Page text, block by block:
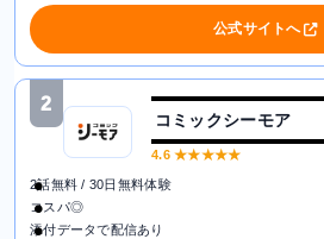
公式サイトへ
2
コミックシーモア
4.6★★★★★
2話無料 / 30日無料体験
コスパ◎
添付データで配信あり